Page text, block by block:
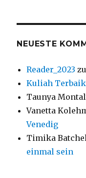
NEUESTE
Reader_2023
Kuliah Terbaik
Taunya
Vanetta
Venedig
Timika
einmal sein